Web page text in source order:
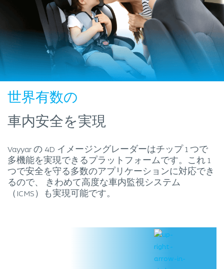
世界有数の
車内安全を実現
Vayyar の 4D イメージングレーダーはチップ 1 つで
多機能を実現できるプラットフォームです。これ 1
つで安全を守る多数のアプリケーションに対応でき
るので、 きわめて高度な車内監視システム
（ICMS）も実現可能です。